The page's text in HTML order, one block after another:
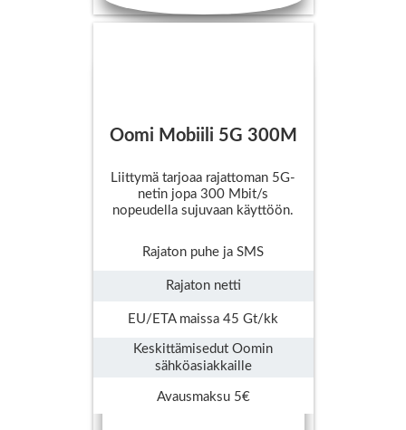
Oomi Mobiili 5G 300M
Liittymä tarjoaa rajattoman 5G-
netin jopa 300 Mbit/s
nopeudella sujuvaan käyttöön.
Rajaton puhe ja SMS
Rajaton netti
EU/ETA maissa 45 Gt/kk
Keskittämisedut Oomin
sähköasiakkaille
Avausmaksu 5€